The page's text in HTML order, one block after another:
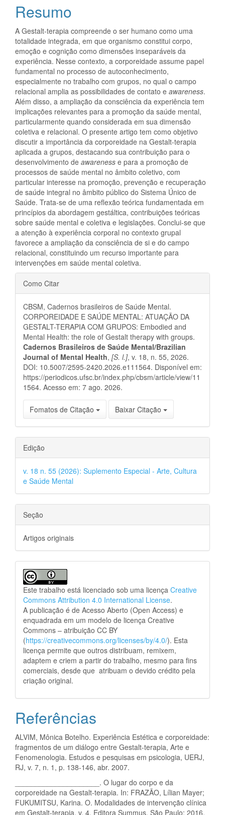
artigo
principal
Resumo
A Gestalt-terapia compreende o ser humano como uma
totalidade integrada, em que organismo constitui corpo,
emoção e cognição como dimensões inseparáveis da
experiência. Nesse contexto, a corporeidade assume papel
fundamental no processo de autoconhecimento,
especialmente no trabalho com grupos, no qual o campo
relacional amplia as possibilidades de contato e awareness.
Além disso, a ampliação da consciência da experiência tem
implicações relevantes para a promoção da saúde mental,
particularmente quando considerada em sua dimensão
coletiva e relacional. O presente artigo tem como objetivo
discutir a importância da corporeidade na Gestalt-terapia
aplicada a grupos, destacando sua contribuição para o
desenvolvimento de awareness e para a promoção de
processos de saúde mental no âmbito coletivo, com
particular interesse na promoção, prevenção e recuperação
de saúde integral no âmbito público do Sistema Único de
Saúde. Trata-se de uma reflexão teórica fundamentada em
princípios da abordagem gestáltica, contribuições teóricas
sobre saúde mental e coletiva e legislações. Conclui-se que
a atenção à experiência corporal no contexto grupal
favorece a ampliação da consciência de si e do campo
relacional, constituindo um recurso importante para
intervenções em saúde mental coletiva.
Detalhes
do
artigo
Como Citar
CBSM, Cadernos brasileiros de Saúde Mental.
CORPOREIDADE E SAÚDE MENTAL: ATUAÇÃO DA
GESTALT-TERAPIA COM GRUPOS: Embodied and
Mental Health: the role of Gestalt therapy with groups.
Cadernos Brasileiros de Saúde Mental/Brazilian
Journal of Mental Health, [S. l.], v. 18, n. 55, 2026.
DOI: 10.5007/2595-2420.2026.e111564. Disponível em:
https://periodicos.ufsc.br/index.php/cbsm/article/view/11
1564. Acesso em: 7 ago. 2026.
Fomatos de Citação Baixar Citação
Edição
v. 18 n. 55 (2026): Suplemento Especial - Arte, Cultura
e Saúde Mental
Seção
Artigos originais
Este trabalho está licenciado sob uma licença Creative
Commons Attribution 4.0 International License.
A publicação é de Acesso Aberto (Open Access) e
enquadrada em um modelo de licença Creative
Commons – atribuição CC BY
(https://creativecommons.org/licenses/by/4.0/). Esta
licença permite que outros distribuam, remixem,
adaptem e criem a partir do trabalho, mesmo para fins
comerciais, desde que atribuam o devido crédito pela
criação original.
Referências
ALVIM, Mônica Botelho. Experiência Estética e corporeidade:
fragmentos de um diálogo entre Gestalt-terapia, Arte e
Fenomenologia. Estudos e pesquisas em psicologia, UERJ,
RJ, v. 7, n. 1, p. 138-146, abr. 2007.
_____________________. O lugar do corpo e da
corporeidade na Gestalt-terapia. In: FRAZÃO, Lílian Mayer;
FUKUMITSU, Karina. O. Modalidades de intervenção clínica
em Gestalt-terapia. v. 4, Editora Summus, São Paulo: 2016.